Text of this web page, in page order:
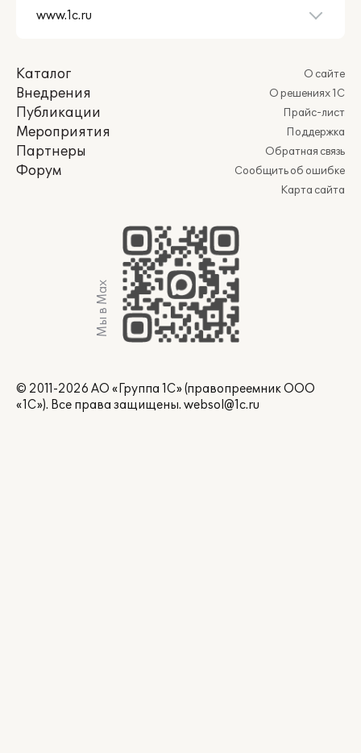
Каталог
Внедрения
Публикации
Мероприятия
Партнеры
Форум
О сайте
О решениях 1С
Прайс-лист
Поддержка
Обратная связь
Сообщить об ошибке
Карта сайта
Мы в Max
© 2011-2026 АО «Группа 1С» (правопреемник ООО
«1С»). Все права защищены. websol@1c.ru